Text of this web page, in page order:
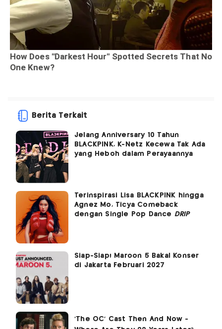
Berita Terkait
Jelang Anniversary 10 Tahun
BLACKPINK, K-Netz Kecewa Tak Ada
yang Heboh dalam Perayaannya
Terinspirasi Lisa BLACKPINK hingga
Agnez Mo, Ticya Comeback
dengan Single Pop Dance DRIP
Siap-Siap! Maroon 5 Bakal Konser
di Jakarta Februari 2027